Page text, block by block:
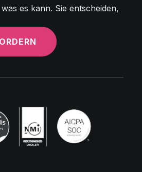
es kann. Sie entscheiden,